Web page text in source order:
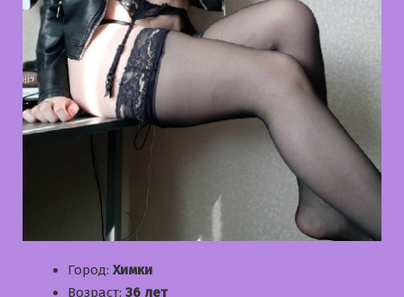
Город: Химки
Возраст: 36 лет